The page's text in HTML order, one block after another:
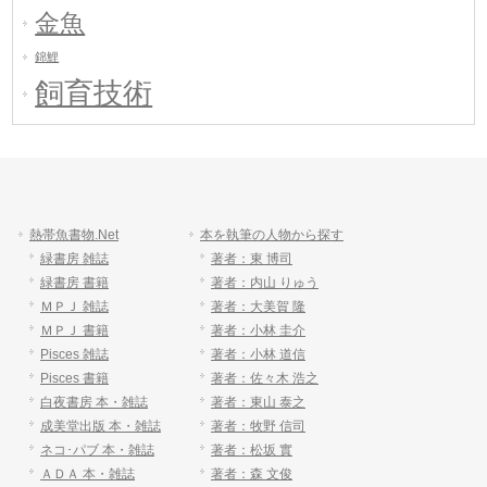
金魚
錦鯉
飼育技術
熱帯魚書物.Net
緑書房 雑誌
緑書房 書籍
ＭＰＪ 雑誌
ＭＰＪ 書籍
Pisces 雑誌
Pisces 書籍
白夜書房 本・雑誌
成美堂出版 本・雑誌
ネコ･パブ 本・雑誌
ＡＤＡ 本・雑誌
本を執筆の人物から探す
著者：東 博司
著者：内山 りゅう
著者：大美賀 隆
著者：小林 圭介
著者：小林 道信
著者：佐々木 浩之
著者：東山 泰之
著者：牧野 信司
著者：松坂 實
著者：森 文俊